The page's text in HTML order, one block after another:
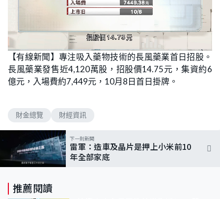
n
m
t
e
o
a
d
e
d
1
【有線新聞】專注吸入藥物技術的長風藥業首日招股。
長風藥業發售近4,120萬股，招股價14.75元，集資約6
億元，入場費約7,449元，10月8日首日掛牌。
財金總覽 財經資訊
下一則新聞
雷軍：造車及晶片是押上小米前10
年全部家底
推薦閱讀